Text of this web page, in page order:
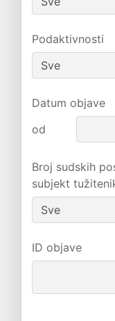
Podaktivnosti
Datum objave
od
Broj sudskih
subjekt
ID objave